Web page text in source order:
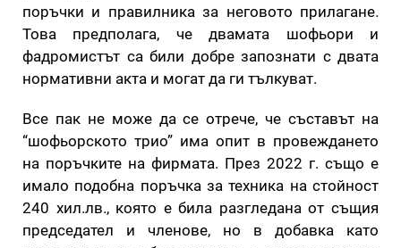
поръчки и правилника за неговото прилагане.
Това предполага, че двамата шофьори и
фадромистът са били добре запознати с двата
нормативни акта и могат да ги тълкуват.
Все пак не може да се отрече, че съставът на
“шофьорското трио” има опит в провеждането
на поръчките на фирмата. През 2022 г. също е
имало подобна поръчка за техника на стойност
240 хил.лв., която е била разгледана от същия
председател и членове, но в добавка като